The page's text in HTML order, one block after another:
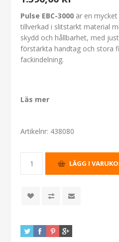
Pulse EBC-3000 är en
tillverkad i slitstarkt material
skydd och hållbarhet, med
förstärkta handtag och stora
fackindelning.
Läs mer
Artikelnr: 438080